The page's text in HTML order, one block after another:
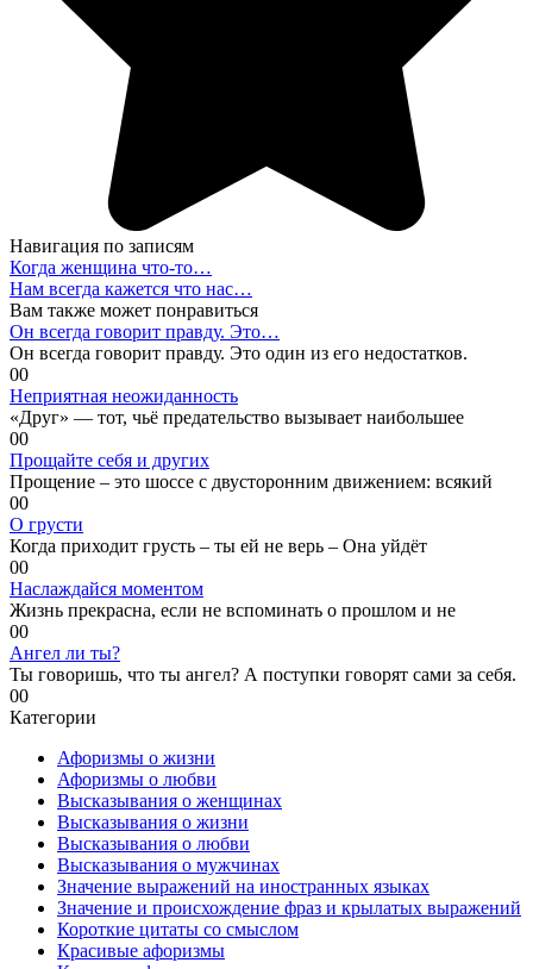
Навигация по записям
Когда женщина что-то…
Нам всегда кажется что нас…
Вам также может понравиться
Он всегда говорит правду. Это…
Он всегда говорит правду. Это один из его недостатков.
00
Неприятная неожиданность
«Друг» — тот, чьё предательство вызывает наибольшее
00
Прощайте себя и других
Прощение – это шоссе с двусторонним движением: всякий
00
О грусти
Когда приходит грусть – ты ей не верь – Она уйдёт
00
Наслаждайся моментом
Жизнь прекрасна, если не вспоминать о прошлом и не
00
Ангел ли ты?
Ты говоришь, что ты ангел? А поступки говорят сами за себя.
00
Категории
Афоризмы о жизни
Афоризмы о любви
Высказывания о женщинах
Высказывания о жизни
Высказывания о любви
Высказывания о мужчинах
Значение выражений на иностранных языках
Значение и происхождение фраз и крылатых выражений
Короткие цитаты со смыслом
Красивые афоризмы